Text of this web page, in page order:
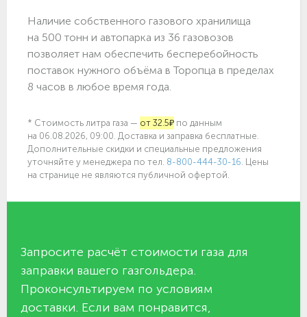
Наличие собственного газового хранилища
на 500 тонн и автопарка из 36 газовозов
позволяет нам обеспечить бесперебойность
поставок нужного объёма в Торопца в пределах
8 часов в любое время года.
* Стоимость литра газа — от 32.5₽ по данным
на 06.08.2026, 09:00. Доставка и заправка бесплатные.
Дополнительные скидки и специальные предложения
уточняйте у менеджера по тел. 8-800-444-30-16 . Цены
на странице не являются публичной офертой.
Запросите расчёт стоимости газа для
заправки вашего газгольдера.
Проконсультируем по условиям
доставки. Если вам понравится,